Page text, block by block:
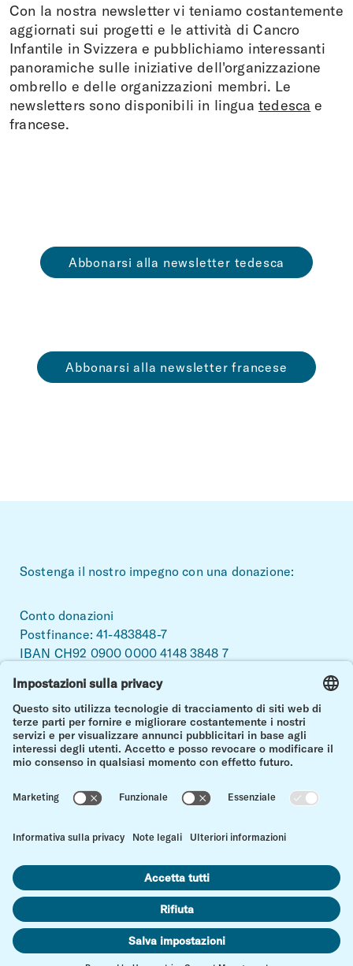
Con la nostra newsletter vi teniamo costantemente
aggiornati sui progetti e le attività di Cancro
Infantile in Svizzera e pubblichiamo interessanti
panoramiche sulle iniziative dell'organizzazione
ombrello e delle organizzazioni membri. Le
newsletters sono disponibili in linguatedesca e
francese.
Abbonarsi alla newsletter tedesca
Abbonarsi alla newsletter francese
Sostenga il nostro impegno con una donazione:
Conto donazioni
Postfinance: 41-483848-7
IBAN CH92 0900 0000 4148 3848 7
FacebookLinkedinInstagram
Più forti insieme.
Per una vita con e dopo il cancro infantile.